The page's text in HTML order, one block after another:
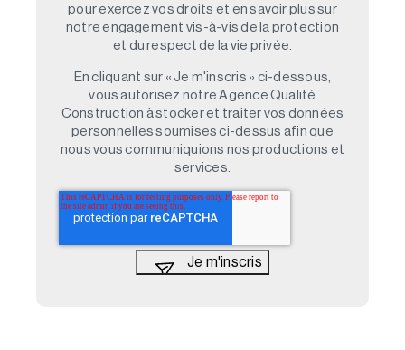
pour exercez vos droits et en savoir plus sur
notre engagement vis-à-vis de la protection
et du respect de la vie privée.
En cliquant sur « Je m'inscris » ci-dessous,
vous autorisez notre Agence Qualité
Construction à stocker et traiter vos données
personnelles soumises ci-dessus afin que
nous vous communiquions nos productions et
services.